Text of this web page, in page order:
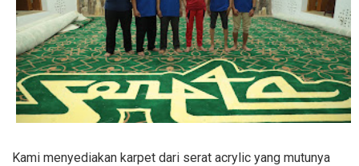
Kami menyediakan karpet dari serat acrylic yang mutunya